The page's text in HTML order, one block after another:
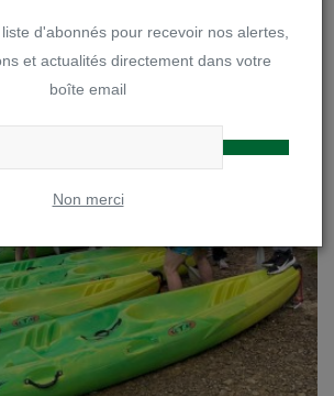
d'abonnés pour recevoir nos alertes,
et actualités directement dans votre
boîte email
Non merci